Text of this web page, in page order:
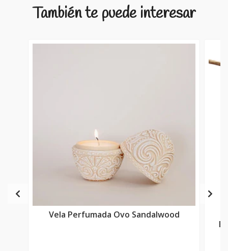
También te puede interesar
Vela Perfumada Ovo Sandalwood